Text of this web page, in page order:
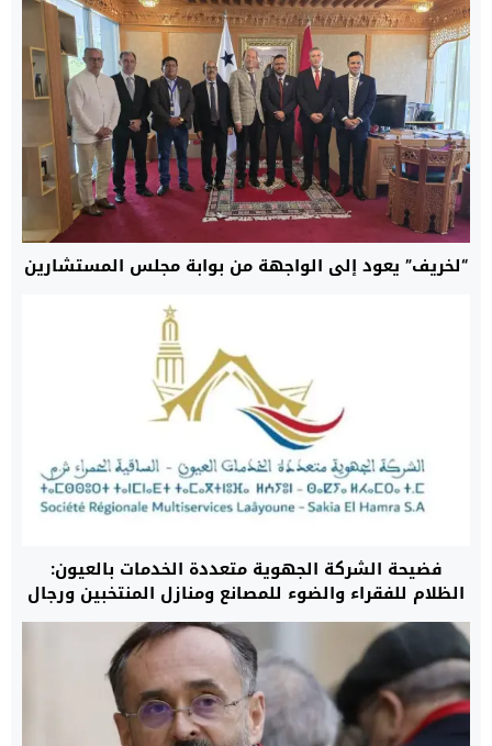
“لخريف” يعود إلى الواجهة من بوابة مجلس المستشارين
فضيحة الشركة الجهوية متعددة الخدمات بالعيون:
الظلام للفقراء والضوء للمصانع ومنازل المنتخبين ورجال
الأعمال